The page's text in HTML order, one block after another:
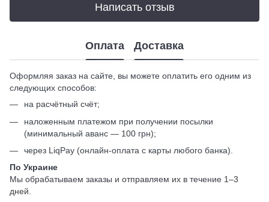
Написать отзыв
Оплата Доставка
Оформляя заказ на сайте, вы можете оплатить его одним из
следующих способов:
на расчётный счёт;
наложенным платежом при получении посылки
(минимальный аванс — 100 грн);
через LiqPay (онлайн-оплата с карты любого банка).
По Украине
Мы обрабатываем заказы и отправляем их в течение 1–3
дней.